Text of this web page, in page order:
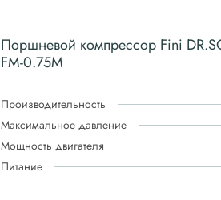
Поршневой компрессор Fini
FM-0.75M
Производительность
Максимальное давление
Мощность двигателя
Питание